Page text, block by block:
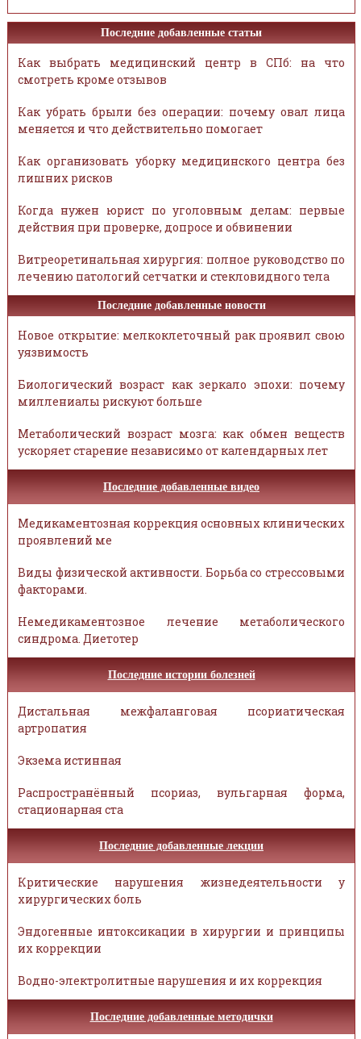
Последние добавленные статьи
Как выбрать медицинский центр в СПб: на что
смотреть кроме отзывов
Как убрать брыли без операции: почему овал лица
меняется и что действительно помогает
Как организовать уборку медицинского центра без
лишних рисков
Когда нужен юрист по уголовным делам: первые
действия при проверке, допросе и обвинении
Витреоретинальная хирургия: полное руководство по
лечению патологий сетчатки и стекловидного тела
Последние добавленные новости
Новое открытие: мелкоклеточный рак проявил свою
уязвимость
Биологический возраст как зеркало эпохи: почему
миллениалы рискуют больше
Метаболический возраст мозга: как обмен веществ
ускоряет старение независимо от календарных лет
Последние добавленные видео
Медикаментозная коррекция основных клинических
проявлений ме
Виды физической активности. Борьба со стрессовыми
факторами.
Немедикаментозное лечение метаболического
синдрома. Диетотер
Последние истории болезней
Дистальная межфаланговая псориатическая
артропатия
Экзема истинная
Распространённый псориаз, вульгарная форма,
стационарная ста
Последние добавленные лекции
Критические нарушения жизнедеятельности у
хирургических боль
Эндогенные интоксикации в хирургии и принципы
их коррекции
Водно-электролитные нарушения и их коррекция
Последние добавленные методички